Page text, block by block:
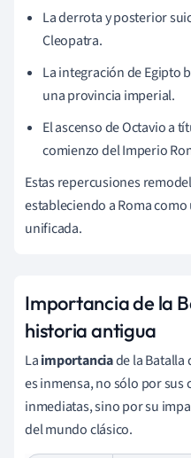
La derrota y posterior
Cleopatra.
La integración de Egipto
una provincia imperial.
El ascenso de Octavio a
comienzo del Imperio
Estas repercusiones
estableciendo a Roma
unificada.
Importancia de la
historia antigua
Laimportanciade la Batalla
es inmensa, no sólo por sus
inmediatas, sino por su
del mundo clásico.